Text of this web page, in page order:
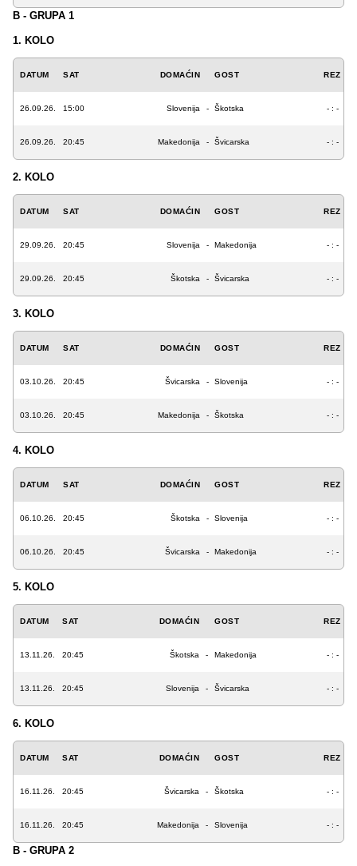
B - GRUPA 1
1. KOLO
DATUM SAT DOMAĆIN GOST REZ
26.09.26. 15:00 Slovenija - Škotska - : -
26.09.26. 20:45 Makedonija - Švicarska - : -
2. KOLO
DATUM SAT DOMAĆIN GOST REZ
29.09.26. 20:45 Slovenija - Makedonija - : -
29.09.26. 20:45 Škotska - Švicarska - : -
3. KOLO
DATUM SAT DOMAĆIN GOST REZ
03.10.26. 20:45 Švicarska - Slovenija - : -
03.10.26. 20:45 Makedonija - Škotska - : -
4. KOLO
DATUM SAT DOMAĆIN GOST REZ
06.10.26. 20:45 Škotska - Slovenija - : -
06.10.26. 20:45 Švicarska - Makedonija - : -
5. KOLO
DATUM SAT DOMAĆIN GOST REZ
13.11.26. 20:45 Škotska - Makedonija - : -
13.11.26. 20:45 Slovenija - Švicarska - : -
6. KOLO
DATUM SAT DOMAĆIN GOST REZ
16.11.26. 20:45 Švicarska - Škotska - : -
16.11.26. 20:45 Makedonija - Slovenija - : -
B - GRUPA 2